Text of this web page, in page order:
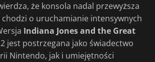
że konsola nadal przewyższa
chodzi o uruchamianie intensywnych
Indiana Jones and the Great
jest postrzegana jako świadectwo
Nintendo, jak i umiejętności